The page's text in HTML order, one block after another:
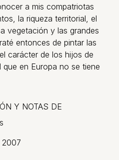
a mis compatriotas
la riqueza territorial, el
vegetación y las grandes
entonces de pintar las
carácter de los hijos de
en Europa no se tiene
Y NOTAS DE
2007